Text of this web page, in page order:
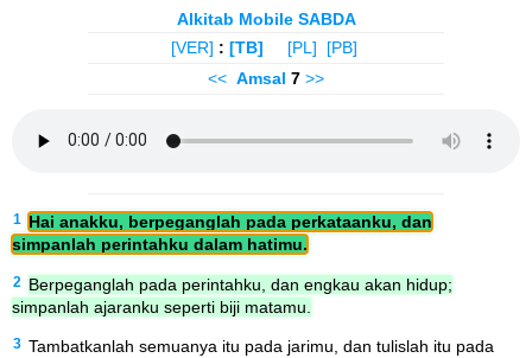
Alkitab Mobile SABDA
[VER] : [TB] [PL]
[PB]
<< Amsal 7 >>
1 Hai anakku, berpeganglah pada perkataanku, dan
simpanlah perintahku dalam hatimu.
2
Berpeganglah pada perintahku, dan engkau akan hidup;
simpanlah ajaranku seperti biji matamu.
3 Tambatkanlah semuanya itu pada jarimu, dan tulislah itu pada